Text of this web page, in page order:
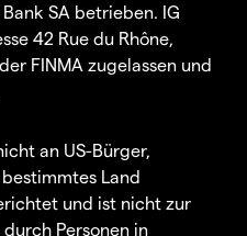
SA betrieben. IG
42 Rue du Rhône,
FINMA zugelassen und
an US-Bürger,
Land
und ist nicht zur
Personen in